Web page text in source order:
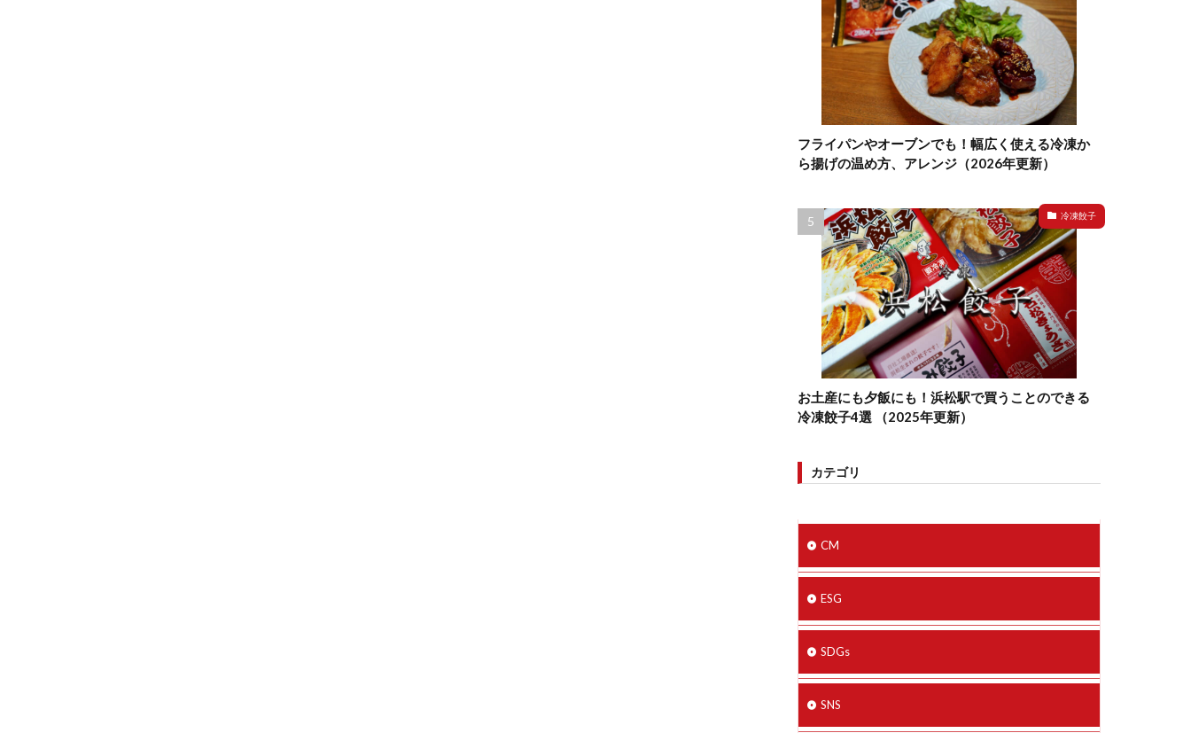
フライパンやオーブンでも！幅広く使える冷凍か
ら揚げの温め方、アレンジ（2026年更新）
冷凍餃子
お土産にも夕飯にも！浜松駅で買うことのできる
冷凍餃子4選 （2025年更新）
カテゴリ
CM
ESG
SDGs
SNS